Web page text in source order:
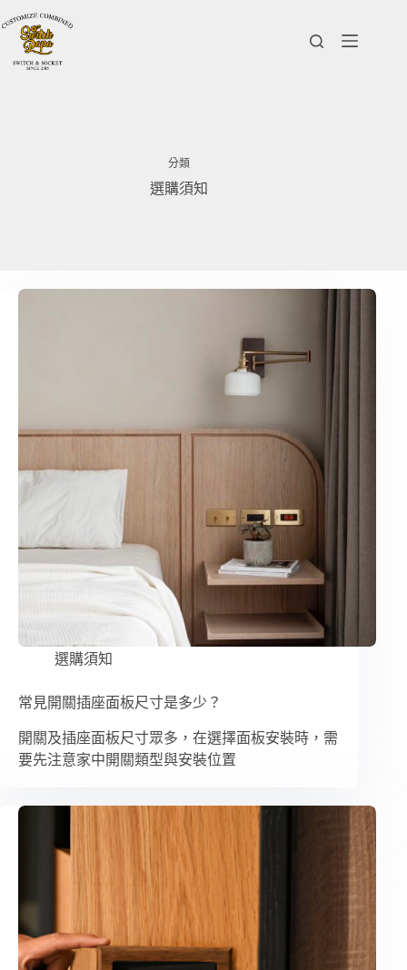
至
分類
選購須知
選購須知
常見開關插座面板尺寸是多少？
開關及插座面板尺寸眾多，在選擇面板安裝時，需
要先注意家中開關類型與安裝位置